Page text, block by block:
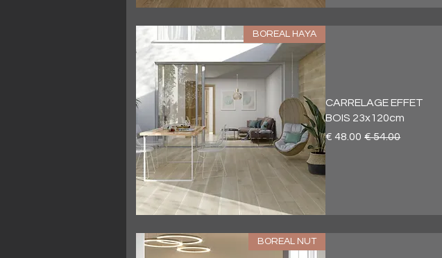
العرض السريع
العرض السريع
BOREAL HAYA
CARRELAGE EFFET
BOIS 23x120cm
سعر عاديسعر البيع
BOREAL NUT